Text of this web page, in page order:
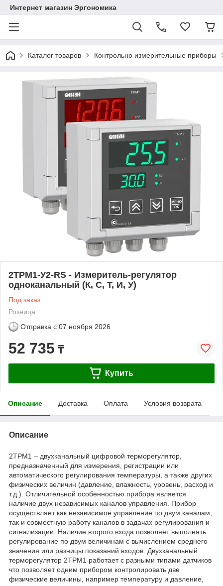
Интернет магазин Эргономика
Каталог товаров Контрольно измерительные приборы
2ТРМ1-У2-RS - Измеритель-регулятор
одноканальный (К, С, Т, И, У)
Под заказ
Розница
Отправка с 07 ноября 2026
52 735 ₸
Купить
Описание Доставка Оплата Условия возврата
Описание
2ТРМ1 – двухканальный цифровой терморегулятор,
предназначенный для измерения, регистрации или
автоматического регулирования температуры, а также других
физических величин (давление, влажность, уровень, расход и
т.д.). Отличительной особенностью прибора является
наличие двух независимых каналов управления. Прибор
осуществляет как независимое управление по двум каналам,
так и совместную работу каналов в задачах регулирования и
сигнализации. Наличие второго входа позволяет выполнять
регулирование по двум величинам с вычислением среднего
значения или разницы показаний входов. Двухканальный
терморегулятор 2ТРМ1 работает с разными типами датчиков
что позволяет одним прибором контролировать две
физические величины, например температуру и давление,